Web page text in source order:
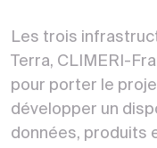
Les trois
Terra, CLIMERI-
pour porter le
développer un
données, produits